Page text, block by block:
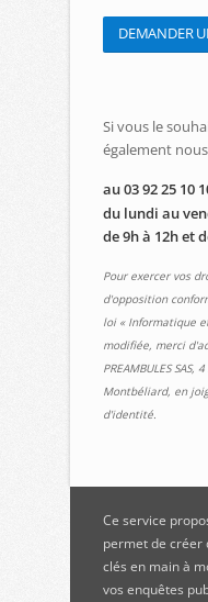
DEMANDER
Si vous le
également
au 03 92 25 10
du lundi au
de 9h à 12h et
Pour exercer vos
d'opposition
loi « Informatique
modifiée, merci
PREAMBULES
Montbéliard, en
d'identité.
Ce service
permet de créer
clés en main à
vos enquêtes